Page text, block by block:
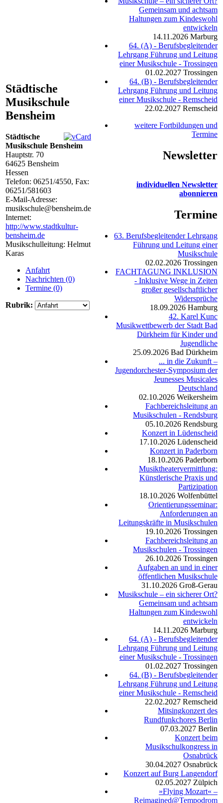
Städtische
Musikschule
Bensheim
Städtische
Musikschule Bensheim
Hauptstr. 70
64625 Bensheim
Hessen
Telefon: 06251/4550, Fax:
06251/581603
E-Mail-Adresse:
musikschule@bensheim.de
Internet:
http://www.stadtkultur-
bensheim.de
Musikschulleitung: Helmut
Karas
Anfahrt
Nachrichten (0)
Termine (0)
Rubrik:
Gemeinsam und achtsam
Haltungen zum Kindeswohl
entwickeln
14.11.2026 Marburg
64. (A) - Berufsbegleitender
Lehrgang Führung und Leitung
einer Musikschule - Trossingen
01.02.2027 Trossingen
64. (B) - Berufsbegleitender
Lehrgang Führung und Leitung
einer Musikschule - Remscheid
22.02.2027 Remscheid
weitere Fortbildungen und
Termine
Newsletter
individuellen Newsletter
abonnieren
Termine
63. Berufsbegleitender Lehrgang
Führung und Leitung einer
Musikschule
02.02.2026 Trossingen
FACHTAGUNG INKLUSION
- Inklusive Wege in Zeiten
großer gesellschaftlicher
Widersprüche
18.09.2026 Hamburg
42. Karel Kunc
Musikwettbewerb der Stadt Bad
Dürkheim für Kinder und
Jugendliche
25.09.2026 Bad Dürkheim
... in die Zukunft –
Jugendorchester-Symposium der
Jeunesses Musicales
Deutschland
02.10.2026 Weikersheim
Fachbereichsleitung an
Musikschulen - Rendsburg
05.10.2026 Rendsburg
Konzert in Lüdenscheid
17.10.2026 Lüdenscheid
Konzert in Paderborn
18.10.2026 Paderborn
Musiktheatervermittlung:
Künstlerische Praxis und
Partizipation
18.10.2026 Wolfenbüttel
Orientierungsseminar:
Anforderungen an
Leitungskräfte in Musikschulen
19.10.2026 Trossingen
Fachbereichsleitung an
Musikschulen - Trossingen
26.10.2026 Trossingen
Aufgaben an und in einer
öffentlichen Musikschule
31.10.2026 Groß-Gerau
Musikschule – ein sicherer Ort?
Gemeinsam und achtsam
Haltungen zum Kindeswohl
entwickeln
14.11.2026 Marburg
64. (A) - Berufsbegleitender
Lehrgang Führung und Leitung
einer Musikschule - Trossingen
01.02.2027 Trossingen
64. (B) - Berufsbegleitender
Lehrgang Führung und Leitung
einer Musikschule - Remscheid
22.02.2027 Remscheid
Mitsingkonzert des
Rundfunkchores Berlin
07.03.2027 Berlin
Konzert beim
Musikschulkongress in
Osnabrück
30.04.2027 Osnabrück
Konzert auf Burg Langendorf
02.05.2027 Zülpich
»Flying Mozart« –
Reimagined@Tempodrom